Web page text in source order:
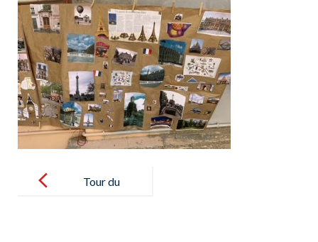
navigation
Tour du